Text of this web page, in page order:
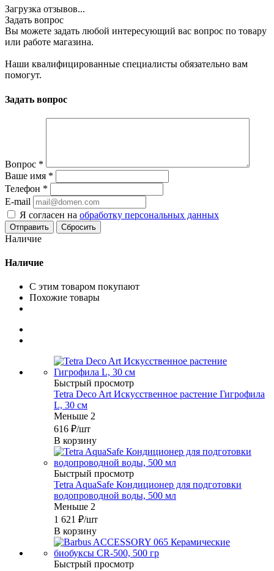
Загрузка отзывов...
Задать вопрос
Вы можете задать любой интересующий вас вопрос по товару
или работе магазина.
Наши квалифицированные специалисты обязательно вам
помогут.
Задать вопрос
Вопрос *
Ваше имя *
Телефон *
E-mail
Я согласен на обработку персональных данных
Сбросить
Наличие
Наличие
С этим товаром покупают
Похожие товары
Быстрый просмотр
Tetra Deco Art Искусственное растение Гигрофила
L, 30 см
Меньше 2
616 ₽/шт
В корзину
Быстрый просмотр
Tetra AquaSafe Кондиционер для подготовки
водопроводной воды, 500 мл
Меньше 2
1 621 ₽/шт
В корзину
Быстрый просмотр